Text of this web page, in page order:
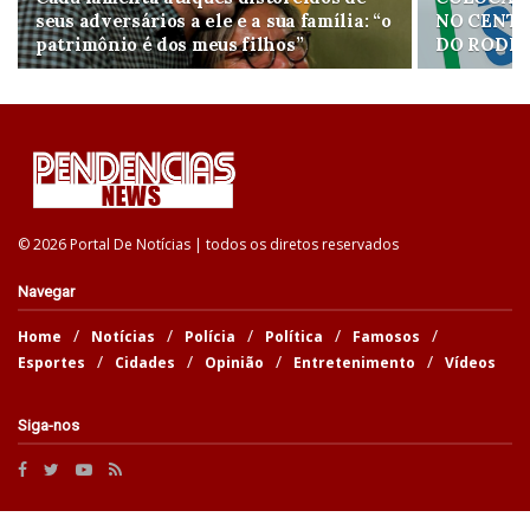
seus adversários a ele e a sua família: “o
patrimônio é dos meus filhos”
NO
DO
© 2026 Portal De Notícias | todos os diretos reservados
Navegar
Home Notícias Polícia Política
Famosos
Esportes
Cidades Opinião Entretenimento Vídeos
Siga-nos